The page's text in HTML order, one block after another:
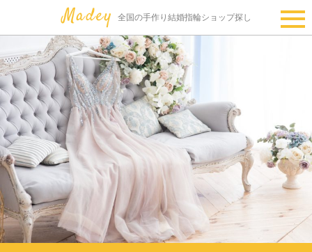
全国の手作り結婚指輪ショップ探し